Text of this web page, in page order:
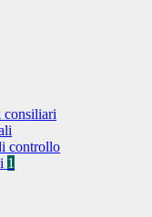
consiliari
controllo
1